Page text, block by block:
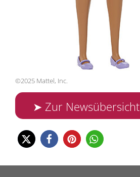
©2025 Mattel, Inc.
➤ Zur Newsübersicht